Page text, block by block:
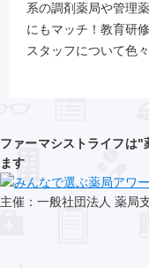
系の調剤薬局や管理
にもマッチ！教育研
スタッフについて色
ファーマシストライフは
ます
主催：一般社団法人 薬局